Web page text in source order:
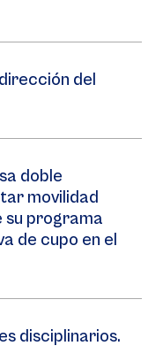
del
doble
movilidad
su programa
de cupo en el
disciplinarios.